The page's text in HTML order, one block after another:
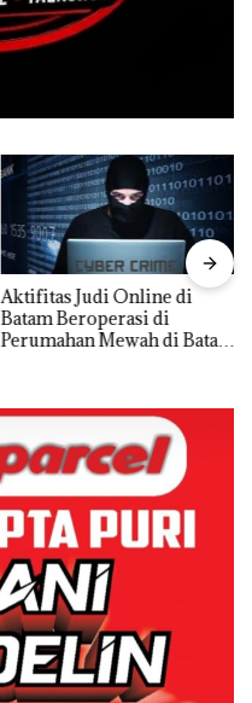
Aktifitas Judi Online di
Batam Beroperasi di
Perumahan Mewah di Batam